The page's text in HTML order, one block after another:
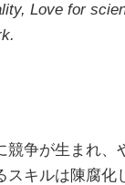
Love for
争が生まれ
キルは陳腐化